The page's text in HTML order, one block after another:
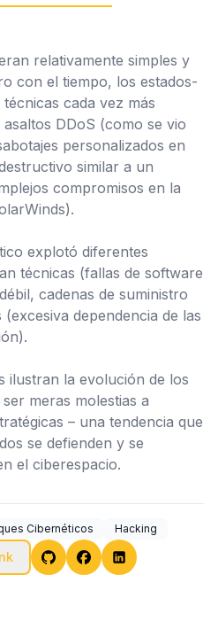
relativamente simples y
con el tiempo, los estados-
cada vez más
DDoS (como se vio
personalizados en
similar a un
compromisos en la
explotó diferentes
técnicas (fallas de software
cadenas de suministro
dependencia de las
ilustran la evolución de los
meras molestias a
– una tendencia que
se defienden y se
el ciberespacio.
Cibernéticos Hacking